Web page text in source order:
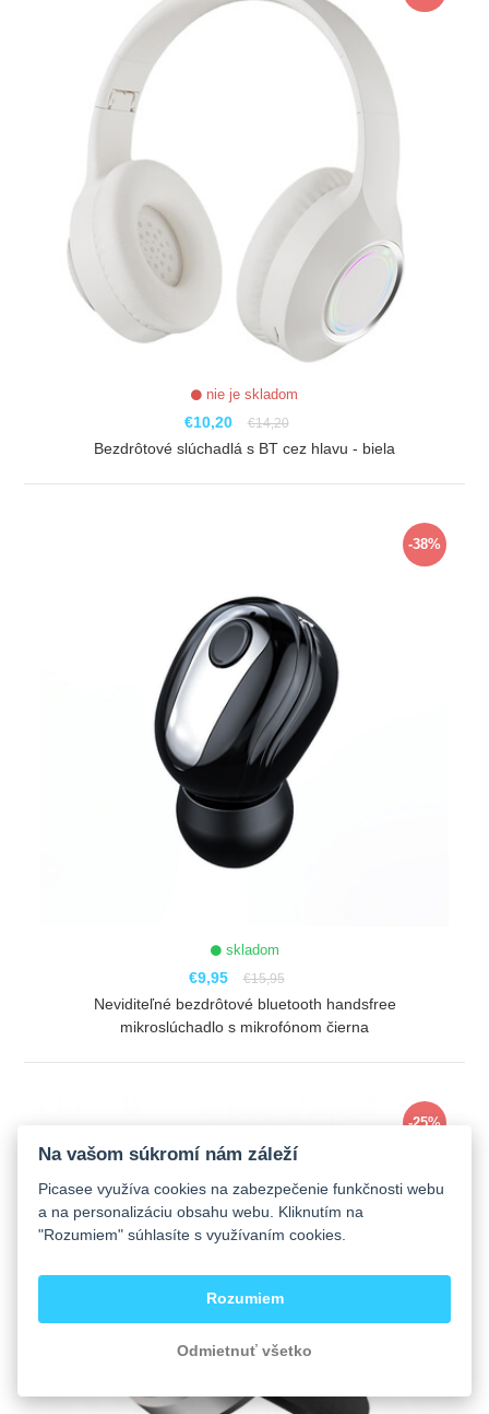
nie je skladom
€10,20 €14,20
Bezdrôtové slúchadlá s BT cez hlavu - biela
-38%
skladom
€9,95 €15,95
Neviditeľné bezdrôtové bluetooth handsfree
mikroslúchadlo s mikrofónom čierna
-25%
Na vašom súkromí nám záleží
Picasee využíva cookies na zabezpečenie funkčnosti webu
a na personalizáciu obsahu webu. Kliknutím na
"Rozumiem" súhlasíte s využívaním cookies.
Rozumiem
Odmietnuť všetko